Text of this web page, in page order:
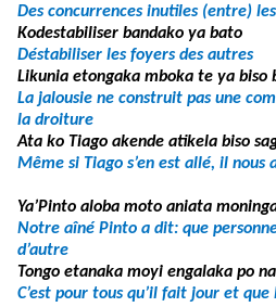
Des concurrences inutiles (entre)
Kodestabiliser bandako ya bato
Déstabiliser les foyers des autres
Likunia etongaka mboka te ya biso
La jalousie ne construit pas une
la droiture
Ata ko Tiago akende atikela biso
Même si Tiago s’en est allé, il nous
Ya’Pinto aloba moto aniata
Notre aîné Pinto a dit: que
d’autre
Tongo etanaka moyi engalaka po
C’est pour tous qu’il fait jour et